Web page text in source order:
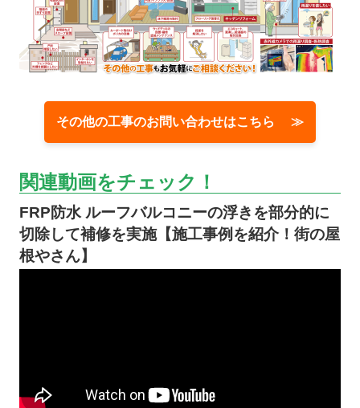
その他の工事のお問い合わせはこちら ≫
関連動画をチェック！
FRP防水 ルーフバルコニーの浮きを部分的に
切除して補修を実施【施工事例を紹介！街の屋
根やさん】